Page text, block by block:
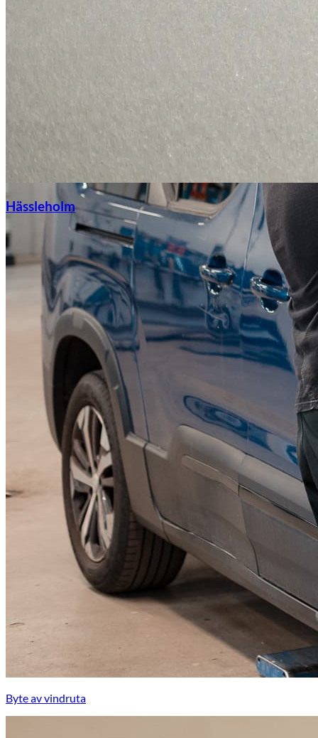
KGM Pickups
Fordonstyp
PickupTransportbilPersonbil
Visa alla fordon
Byte av vindruta
Hässleholm